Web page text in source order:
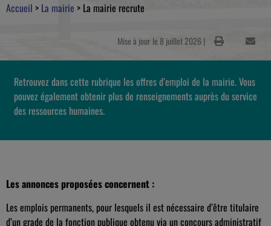
Accueil > La mairie > La mairie recrute
Mise à jour le 8 juillet 2026 |
Retrouvez dans cette rubrique les offres d’emploi de la mairie. Vous
pouvez également obtenir plus de renseignements auprès du service
des ressources humaines.
Les annonces proposées concernent :
Les emplois permanents, pour lesquels il est nécessaire d’être titulaire
d’un grade de la fonction publique obtenu via un concours administratif